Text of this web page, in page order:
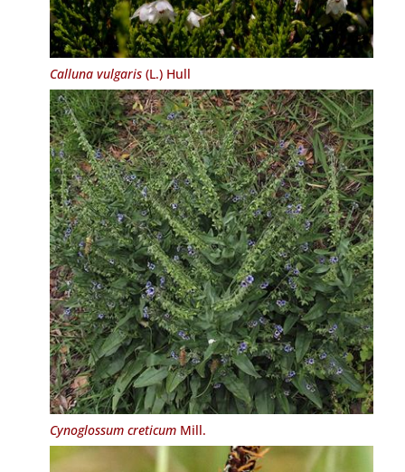
Calluna vulgaris(L.) Hull
Cynoglossum creticumMill.